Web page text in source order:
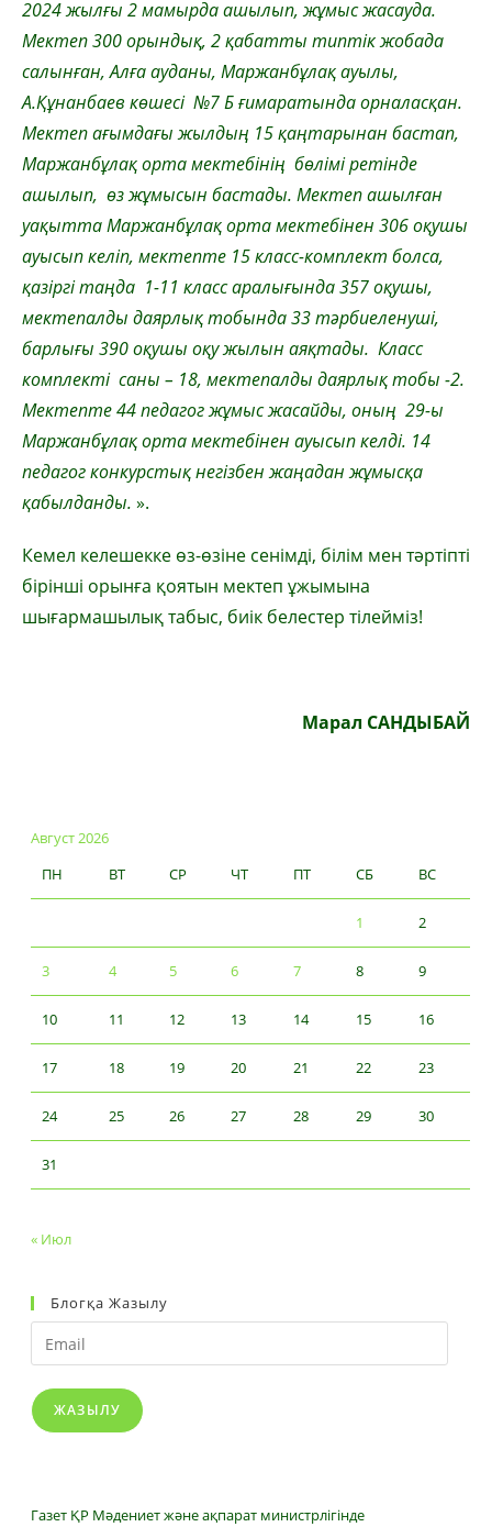
2024 жылғы 2 мамырда ашылып, жұмыс жасауда.
Мектеп 300 орындық, 2 қабатты типтік жобада
салынған, Алға ауданы, Маржанбұлақ ауылы,
А.Құнанбаев көшесі №7 Б ғимаратында орналасқан.
Мектеп ағымдағы жылдың 15 қаңтарынан бастап,
Маржанбұлақ орта мектебінің бөлімі ретінде
ашылып, өз жұмысын бастады. Мектеп ашылған
уақытта Маржанбұлақ орта мектебінен 306 оқушы
ауысып келіп, мектепте 15 класс-комплект болса,
қазіргі таңда 1-11 класс аралығында 357 оқушы,
мектепалды даярлық тобында 33 тәрбиеленуші,
барлығы 390 оқушы оқу жылын аяқтады. Класс
комплекті саны – 18, мектепалды даярлық тобы -2.
Мектепте 44 педагог жұмыс жасайды, оның 29-ы
Маржанбұлақ орта мектебінен ауысып келді. 14
педагог конкурстық негізбен жаңадан жұмысқа
қабылданды. ».
Кемел келешекке өз-өзіне сенімді, білім мен тәртіпті
бірінші орынға қоятын мектеп ұжымына
шығармашылық табыс, биік белестер тілейміз!
Марал САНДЫБАЙ
Август 2026
ПН
ВТ СР ЧТ ПТ СБ ВС
1 2
3 4 5 6 7 8 9
10 11 12 13 14 15 16
17 18 19 20 21 22 23
24 25 26 27 28 29 30
31
« Июл
Блогқа Жазылу
Email
ЖАЗЫЛУ
Газет ҚР Мәдениет және ақпарат министрлігінде